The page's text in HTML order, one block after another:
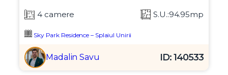
4 camere S.U.:94.95mp
Sky Park Residence – Splaiul Unirii
Madalin Savu ID: 140533